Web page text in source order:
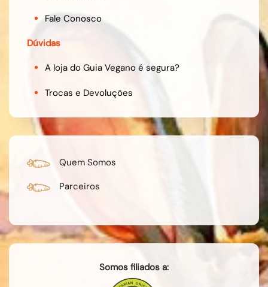
Fale Conosco
Dúvidas
A loja do Guia Vegano é segura?
Trocas e Devoluções
Quem Somos
Parceiros
Somos filiados a: